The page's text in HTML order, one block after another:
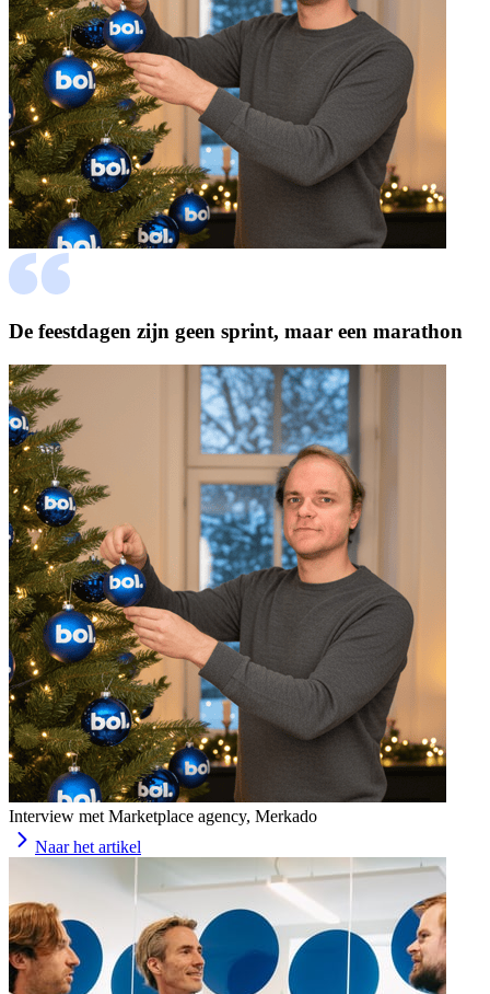
De feestdagen zijn geen sprint, maar een marathon
Interview met Marketplace agency, Merkado
Naar het artikel